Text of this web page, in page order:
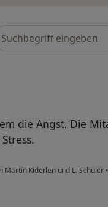
die Angst. Die
Martin Kiderlen und L. Schuler •